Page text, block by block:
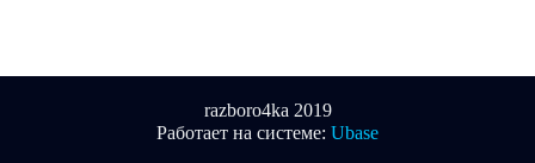
razboro4ka 2019
Работает на системе: Ubase